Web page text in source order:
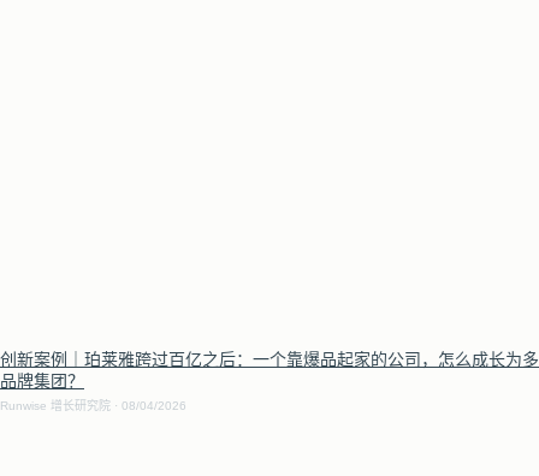
创新案例｜珀莱雅跨过百亿之后：一个靠爆品起家的公司，怎么成长为多
品牌集团？
Runwise 增长研究院 08/04/2026